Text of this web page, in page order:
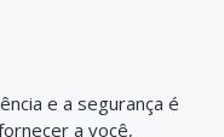
e a segurança é
a você,